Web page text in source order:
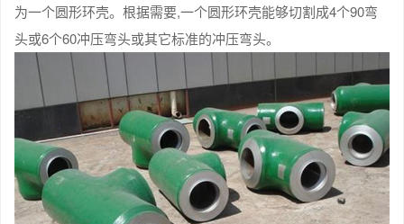
为一个圆形环壳。根据需要,一个圆形环壳能够切割成4个90弯
头或6个60冲压弯头或其它标准的冲压弯头。